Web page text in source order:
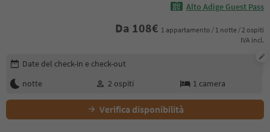
Alto Adige Guest Pass
Da 108€ 1 appartamento / 1 notte / 2 ospiti
IVA incl.
Modifica i dettagli della prenotazione
Date del check-in e check-out
notte
2 ospiti 1 camera
Verifica disponibilità